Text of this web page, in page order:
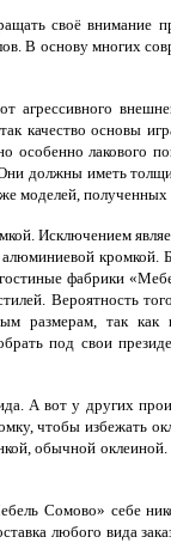
своё внимание
В основу многих
качество основы
особенно лакового
должны иметь
моделей,
Исключением
кромкой.
фабрики
Вероятность
размерам, так
под свои
А вот у других
чтобы избежать
обычной
Сомово» себе
любого вида